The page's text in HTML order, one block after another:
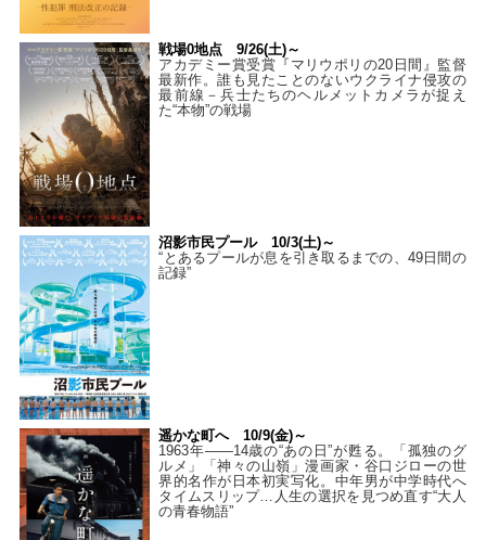
戦場0地点 9/26(土)～
アカデミー賞受賞『マリウポリの20日間』監督
最新作。誰も見たことのないウクライナ侵攻の
最前線－兵士たちのヘルメットカメラが捉え
た“本物”の戦場
沼影市民プール 10/3(土)～
“とあるプールが息を引き取るまでの、49日間の
記録”
遥かな町へ 10/9(金)～
1963年――14歳の“あの日”が甦る。「孤独のグ
ルメ」「神々の山嶺」漫画家・谷口ジローの世
界的名作が日本初実写化。中年男が中学時代へ
タイムスリップ…人生の選択を見つめ直す“大人
の青春物語”